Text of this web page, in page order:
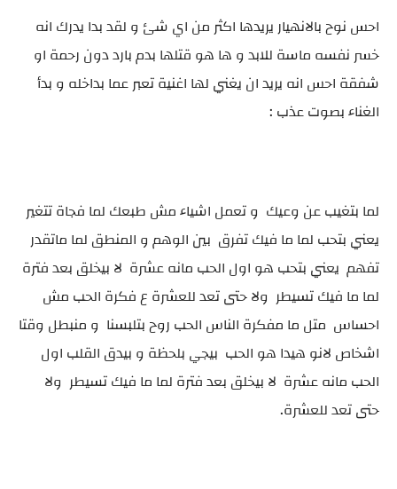
احس نوح بالانهيار يريدها اكثر من اي شئ و لقد بدا يدرك انه
خسر نفسه ماسة للابد و ها هو قتلها بدم بارد دون رحمة او
شفقة احس انه يريد ان يغني لها اغنية تعبر عما بداخله و بدأ
الغناء بصوت عذب :
لما بتغيب عن وعيك و تعمل اشياء مش طبعك لما فجاة تتغير
يعني بتحب لما ما فيك تفرق بين الوهم و المنطق لما ماتقدر
تفهم يعني بتحب هو اول الحب مانه عشرة لا بيخلق بعد فترة
لما ما فيك تسيطر ولا حتى تعد للعشرة ع فكرة الحب مش
احساس متل ما مفكرة الناس الحب روح بتلبسنا و منبطل وقتا
اشخاص لانو هيدا هو الحب بيجي بلحظة و بيدق القلب اول
الحب مانه عشرة لا بيخلق بعد فترة لما ما فيك تسيطر ولا
حتى تعد للعشرة.